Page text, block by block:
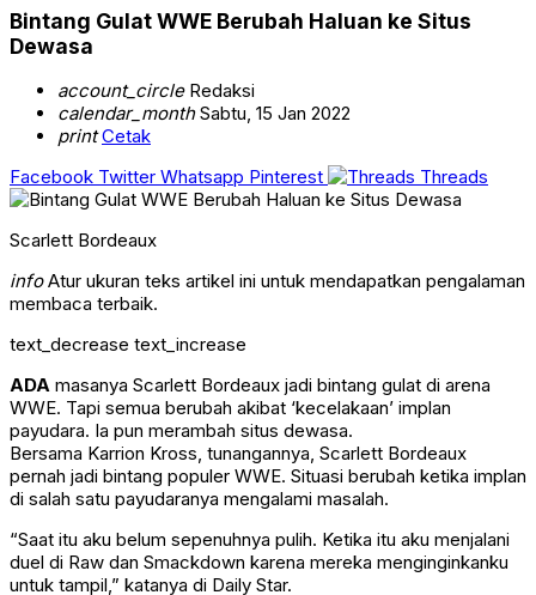
Bintang Gulat WWE Berubah Haluan ke Situs
Dewasa
account_circleRedaksi
calendar_monthSabtu, 15 Jan 2022
print Cetak
Facebook Twitter Whatsapp Pinterest Threads
Scarlett Bordeaux
infoAtur ukuran teks artikel ini untuk mendapatkan pengalaman
membaca terbaik.
text_decrease text_increase
ADA masanya Scarlett Bordeaux jadi bintang gulat di arena
WWE. Tapi semua berubah akibat ‘kecelakaan’ implan
payudara. Ia pun merambah situs dewasa.
Bersama Karrion Kross, tunangannya, Scarlett Bordeaux
pernah jadi bintang populer WWE. Situasi berubah ketika implan
di salah satu payudaranya mengalami masalah.
“Saat itu aku belum sepenuhnya pulih. Ketika itu aku menjalani
duel di Raw dan Smackdown karena mereka menginginkanku
untuk tampil,” katanya di Daily Star.